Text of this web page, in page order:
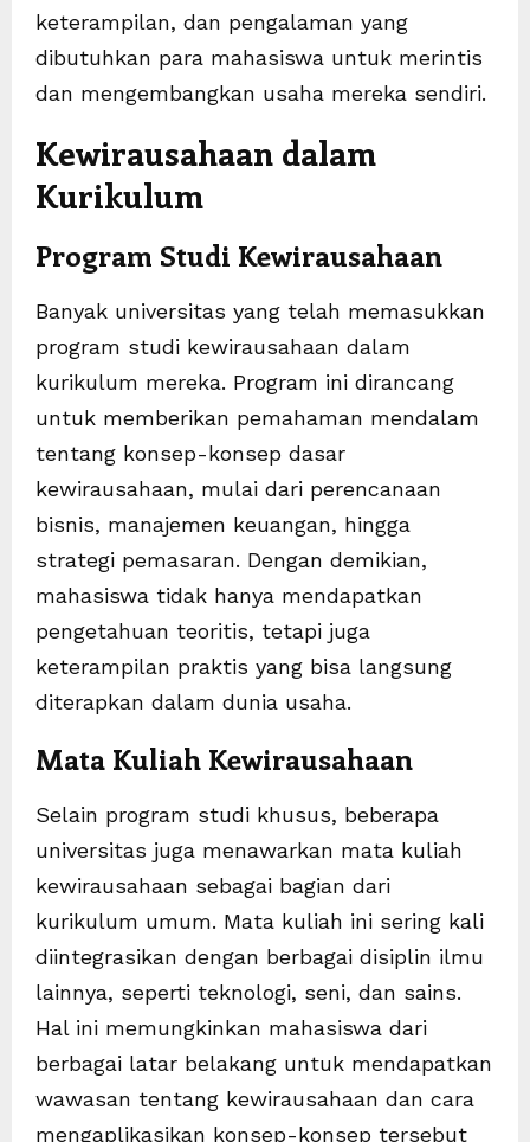
keterampilan, dan pengalaman yang
dibutuhkan para mahasiswa untuk merintis
dan mengembangkan usaha mereka sendiri.
Kewirausahaan dalam
Kurikulum
Program Studi Kewirausahaan
Banyak universitas yang telah memasukkan
program studi kewirausahaan dalam
kurikulum mereka. Program ini dirancang
untuk memberikan pemahaman mendalam
tentang konsep-konsep dasar
kewirausahaan, mulai dari perencanaan
bisnis, manajemen keuangan, hingga
strategi pemasaran. Dengan demikian,
mahasiswa tidak hanya mendapatkan
pengetahuan teoritis, tetapi juga
keterampilan praktis yang bisa langsung
diterapkan dalam dunia usaha.
Mata Kuliah Kewirausahaan
Selain program studi khusus, beberapa
universitas juga menawarkan mata kuliah
kewirausahaan sebagai bagian dari
kurikulum umum. Mata kuliah ini sering kali
diintegrasikan dengan berbagai disiplin ilmu
lainnya, seperti teknologi, seni, dan sains.
Hal ini memungkinkan mahasiswa dari
berbagai latar belakang untuk mendapatkan
wawasan tentang kewirausahaan dan cara
mengaplikasikan konsep-konsep tersebut